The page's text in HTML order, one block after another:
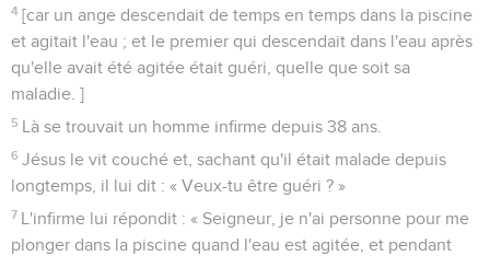
4 [car un ange descendait de temps en temps dans la piscine
et agitait l'eau ; et le premier qui descendait dans l'eau après
qu'elle avait été agitée était guéri, quelle que soit sa
maladie. ]
5 Là se trouvait un homme infirme depuis 38 ans.
6 Jésus le vit couché et, sachant qu'il était malade depuis
longtemps, il lui dit : « Veux-tu être guéri ? »
7 L'infirme lui répondit : « Seigneur, je n'ai personne pour me
plonger dans la piscine quand l'eau est agitée, et pendant